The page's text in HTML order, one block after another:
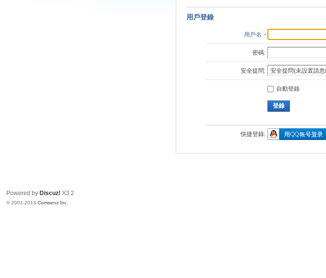
用戶登錄
用戶名
密碼:
安全提問:
自動登錄
登錄
快捷登錄:
Powered by Discuz! X3.2
© 2001-2013Comsenz Inc.